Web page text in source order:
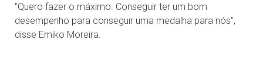
"Quero fazer o máximo. Conseguir ter um bom
desempenho para conseguir uma medalha para nós",
disse Emiko Moreira.